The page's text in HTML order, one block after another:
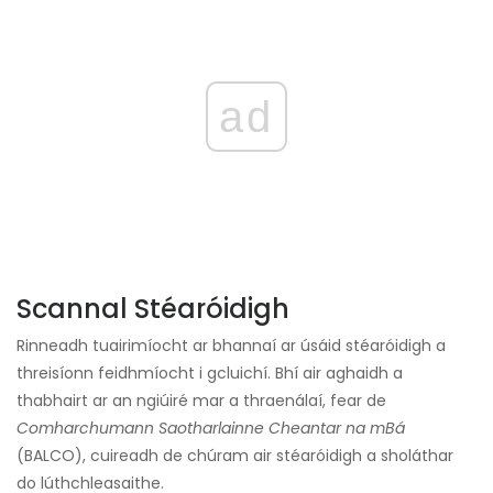
ad
Scannal Stéaróidigh
Rinneadh tuairimíocht ar bhannaí ar úsáid stéaróidigh a
threisíonn feidhmíocht i gcluichí. Bhí air aghaidh a
thabhairt ar an ngiúiré mar a thraenálaí, fear de
Comharchumann Saotharlainne Cheantar na mBá
(BALCO), cuireadh de chúram air stéaróidigh a sholáthar
do lúthchleasaithe.